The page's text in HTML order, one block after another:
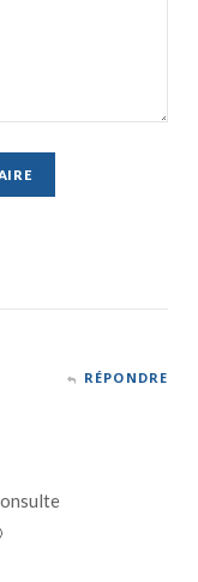
RÉPONDRE